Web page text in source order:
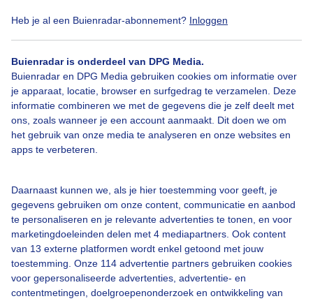
Heb je al een Buienradar-abonnement? Inloggen
Buienradar is onderdeel van DPG Media.
Buienradar en DPG Media gebruiken cookies om informatie over
je apparaat, locatie, browser en surfgedrag te verzamelen. Deze
informatie combineren we met de gegevens die je zelf deelt met
ons, zoals wanneer je een account aanmaakt. Dit doen we om
het gebruik van onze media te analyseren en onze websites en
apps te verbeteren.
Daarnaast kunnen we, als je hier toestemming voor geeft, je
gegevens gebruiken om onze content, communicatie en aanbod
te personaliseren en je relevante advertenties te tonen, en voor
marketingdoeleinden delen met 4 mediapartners. Ook content
van 13 externe platformen wordt enkel getoond met jouw
toestemming. Onze 114 advertentie partners gebruiken cookies
voor gepersonaliseerde advertenties, advertentie- en
contentmetingen, doelgroepenonderzoek en ontwikkeling van
Door: Regina Vastenhout Gemaakt: 21-05-2026, 136x bekeken
1
Boerenzwaluwen
Bekijk slideshow
Een moment geduld aub...